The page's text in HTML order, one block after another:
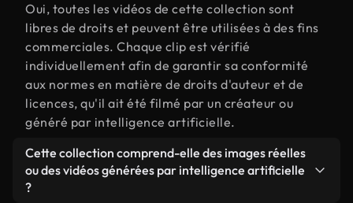
Oui, toutes les vidéos de cette collection sont
libres de droits et peuvent être utilisées à des fins
commerciales. Chaque clip est vérifié
individuellement afin de garantir sa conformité
aux normes en matière de droits d'auteur et de
licences, qu'il ait été filmé par un créateur ou
généré par intelligence artificielle.
Cette collection comprend-elle des images réelles
ou des vidéos générées par intelligence artificielle
?